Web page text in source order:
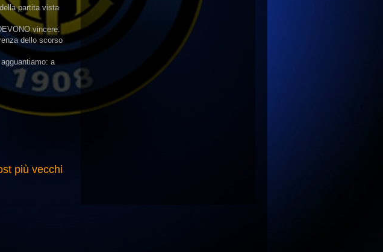
partita vista
vincere.
dello scorso
a
più vecchi